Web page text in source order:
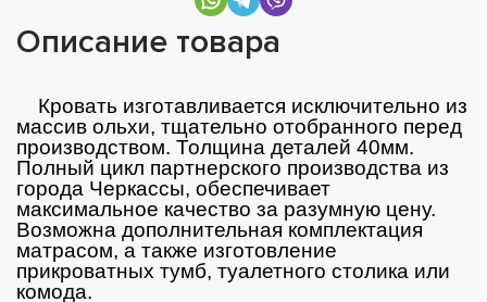
Описание товара
Кровать изготавливается исключительно из
массив ольхи, тщательно отобранного перед
производством. Толщина деталей 40мм.
Полный цикл партнерского производства из
города Черкассы, обеспечивает
максимальное качество за разумную цену.
Возможна дополнительная комплектация
матрасом, а также изготовление
прикроватных тумб, туалетного столика или
комода.